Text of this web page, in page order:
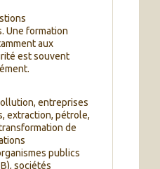
Une formation
aux
est souvent
entreprises
extraction, pétrole,
de
publics
sociétés